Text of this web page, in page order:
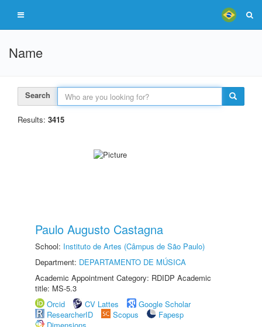
Name
Search
Results: 3415
Paulo Augusto Castagna
School: Instituto de Artes (Câmpus de São Paulo)
Department: DEPARTAMENTO DE MÚSICA
Academic Appointment Category: RDIDP Academic
title: MS-5.3
Orcid
CV Lattes
Google Scholar
ResearcherID
Scopus
Fapesp